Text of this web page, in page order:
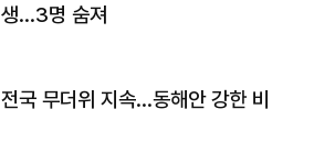
생…3명 숨져
전국 무더위 지속…동해안 강한 비